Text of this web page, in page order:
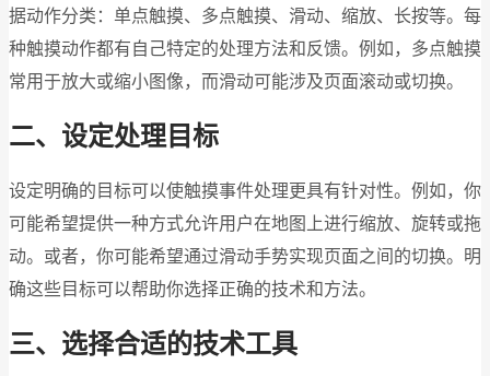
据动作分类：单点触摸、多点触摸、滑动、缩放、长按等。每
种触摸动作都有自己特定的处理方法和反馈。例如，多点触摸
常用于放大或缩小图像，而滑动可能涉及页面滚动或切换。
二、设定处理目标
设定明确的目标可以使触摸事件处理更具有针对性。例如，你
可能希望提供一种方式允许用户在地图上进行缩放、旋转或拖
动。或者，你可能希望通过滑动手势实现页面之间的切换。明
确这些目标可以帮助你选择正确的技术和方法。
三、选择合适的技术工具